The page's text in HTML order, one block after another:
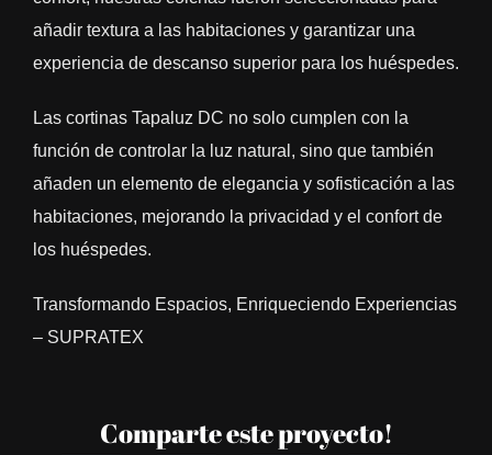
añadir textura a las habitaciones y garantizar una
experiencia de descanso superior para los huéspedes.
Las cortinas Tapaluz DC no solo cumplen con la
función de controlar la luz natural, sino que también
añaden un elemento de elegancia y sofisticación a las
habitaciones, mejorando la privacidad y el confort de
los huéspedes.
Transformando Espacios, Enriqueciendo Experiencias
– SUPRATEX
Comparte este proyecto!